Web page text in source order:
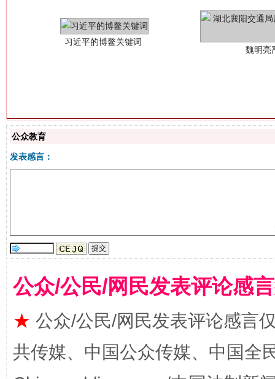
生
揭批美国五大"原罪" "炒
公众教育
发表感言：
公众/公民/网民发表评论感
★ 公众/公民/网民发表评论感言
共传媒、中国公众传媒、中国全